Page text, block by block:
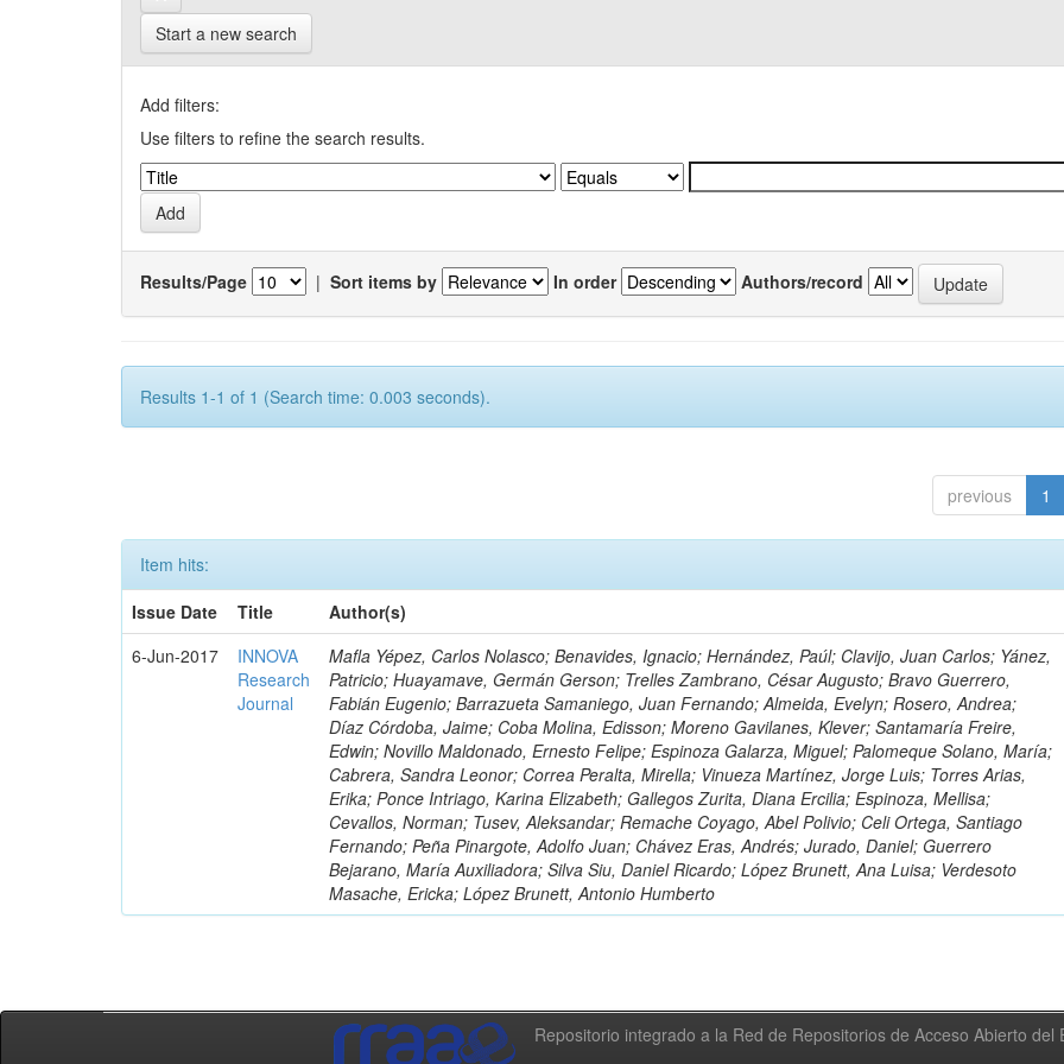
Start a new search
Add filters:
Use filters to refine the search results.
Results/Page | Sort items by In order Authors/record
Results 1-1 of 1 (Search time: 0.003 seconds).
previous 1
Item hits:
Issue Date
Title
Author(s)
6-Jun-2017
INNOVA
Research
Journal
Mafla Yépez, Carlos Nolasco; Benavides, Ignacio; Hernández, Paúl; Clavijo, Juan Carlos; Yánez,
Patricio; Huayamave, Germán Gerson; Trelles Zambrano, César Augusto; Bravo Guerrero,
Fabián Eugenio; Barrazueta Samaniego, Juan Fernando; Almeida, Evelyn; Rosero, Andrea;
Díaz Córdoba, Jaime; Coba Molina, Edisson; Moreno Gavilanes, Klever; Santamaría Freire,
Edwin; Novillo Maldonado, Ernesto Felipe; Espinoza Galarza, Miguel; Palomeque Solano, María;
Cabrera, Sandra Leonor; Correa Peralta, Mirella; Vinueza Martínez, Jorge Luis; Torres Arias,
Erika; Ponce Intriago, Karina Elizabeth; Gallegos Zurita, Diana Ercilia; Espinoza, Mellisa;
Cevallos, Norman; Tusev, Aleksandar; Remache Coyago, Abel Polivio; Celi Ortega, Santiago
Fernando; Peña Pinargote, Adolfo Juan; Chávez Eras, Andrés; Jurado, Daniel; Guerrero
Bejarano, María Auxiliadora; Silva Siu, Daniel Ricardo; López Brunett, Ana Luisa; Verdesoto
Masache, Ericka; López Brunett, Antonio Humberto
Repositorio integrado a la Red de Repositorios de Acceso Abierto del